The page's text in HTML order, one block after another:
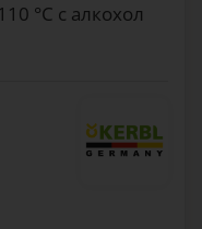
°C с алкохол